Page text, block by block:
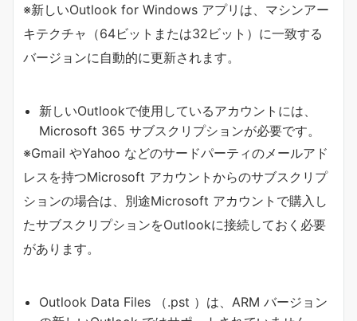
※新しいOutlook for Windows アプリは、マシンアー
キテクチャ（64ビットまたは32ビット）に一致する
バージョンに自動的に更新されます。
新しいOutlookで使用しているアカウントには、
Microsoft 365 サブスクリプションが必要です。
※Gmail やYahoo などのサードパーティのメールアド
レスを持つMicrosoft アカウントからのサブスクリプ
ションの場合は、別途Microsoft アカウントで購入し
たサブスクリプションをOutlookに接続しておく必要
があります。
Outlook Data Files （.pst ）は、ARM バージョン